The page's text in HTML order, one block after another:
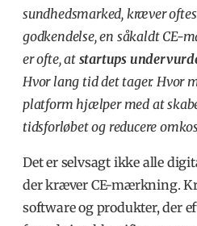
sundhedsmarked, kræver
godkendelse, en såkaldt CE-
er ofte, at startups
Hvor lang tid det tager. Hvor
platform hjælper med at
tidsforløbet og reducere
Det er selvsagt ikke alle
der kræver CE-mærkning.
software og produkter, der